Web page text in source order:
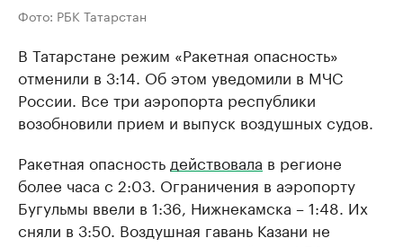
Фото: РБК Татарстан
В Татарстане режим «Ракетная опасность»
отменили в 3:14. Об этом уведомили в МЧС
России. Все три аэропорта республики
возобновили прием и выпуск воздушных судов.
Ракетная опасность действовала в регионе
более часа с 2:03. Ограничения в аэропорту
Бугульмы ввели в 1:36, Нижнекамска – 1:48. Их
сняли в 3:50. Воздушная гавань Казани не